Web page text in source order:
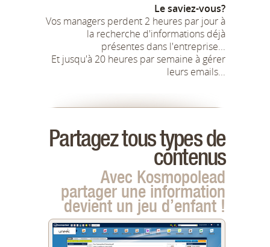
Le saviez-vous?
Vos managers perdent 2 heures par jour à
la recherche d'informations déjà
présentes dans l'entreprise...
Et jusqu'à 20 heures par semaine à gérer
leurs emails...
Partagez tous types de
contenus
Avec Kosmopolead
partager une information
devient un jeu d’enfant !